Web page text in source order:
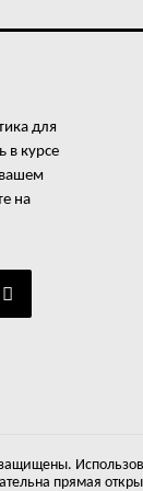
для
в курсе
на
прямая